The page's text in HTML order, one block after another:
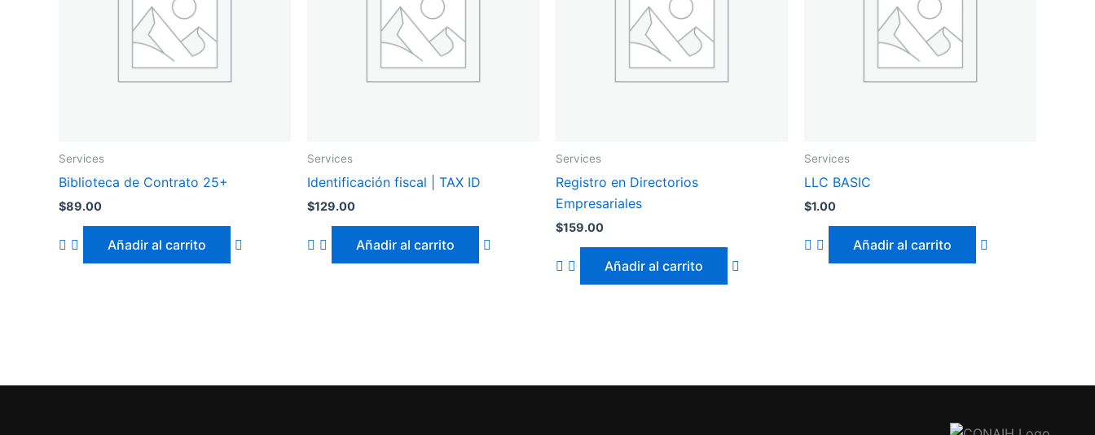
Services
Biblioteca de Contrato 25+
$89.00
Añadir al carrito
Services
Identificación fiscal | TAX ID
$129.00
Añadir al carrito
Services
Registro en Directorios
Empresariales
$159.00
Añadir al carrito
Services
LLC BASIC
$1.00
Añadir al carrito